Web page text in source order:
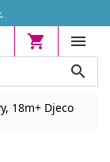



18m+ Djeco